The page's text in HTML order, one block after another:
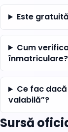
Este
Cum
înmatriculare?
Ce fac
valabilă”?
Sursă